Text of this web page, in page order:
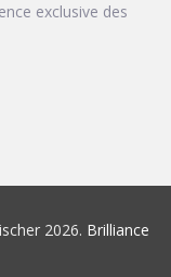
exclusive des
2026. Brilliance